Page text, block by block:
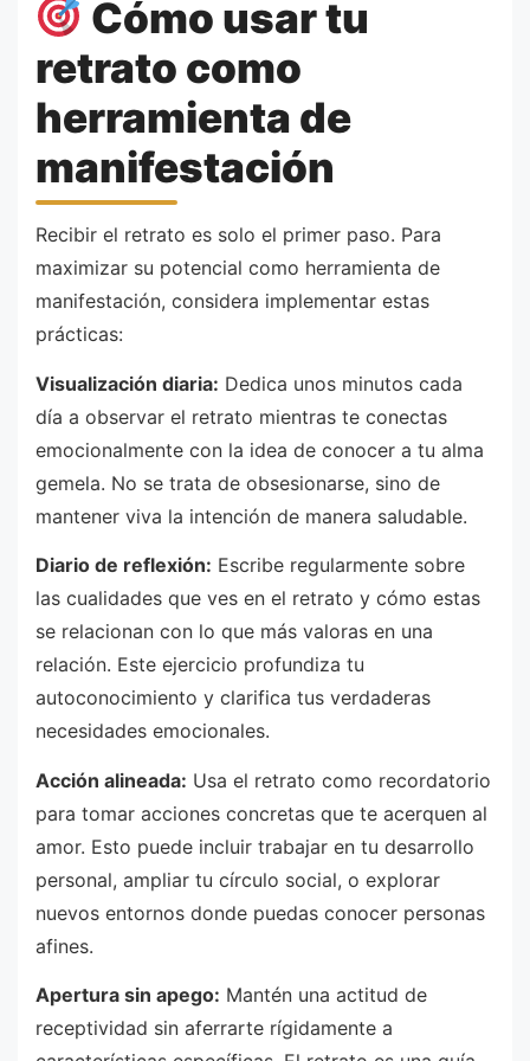
Cómo usar tu
retrato como
herramienta de
manifestación
Recibir el retrato es solo el primer paso. Para
maximizar su potencial como herramienta de
manifestación, considera implementar estas
prácticas:
Visualización diaria: Dedica unos minutos cada
día a observar el retrato mientras te conectas
emocionalmente con la idea de conocer a tu alma
gemela. No se trata de obsesionarse, sino de
mantener viva la intención de manera saludable.
Diario de reflexión: Escribe regularmente sobre
las cualidades que ves en el retrato y cómo estas
se relacionan con lo que más valoras en una
relación. Este ejercicio profundiza tu
autoconocimiento y clarifica tus verdaderas
necesidades emocionales.
Acción alineada: Usa el retrato como recordatorio
para tomar acciones concretas que te acerquen al
amor. Esto puede incluir trabajar en tu desarrollo
personal, ampliar tu círculo social, o explorar
nuevos entornos donde puedas conocer personas
afines.
Apertura sin apego: Mantén una actitud de
receptividad sin aferrarte rígidamente a